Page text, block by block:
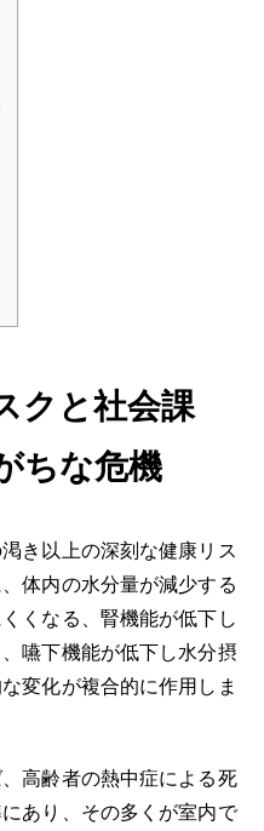
クと社会課
ちな危機
き以上の深刻な健康リス
体内の水分量が減少する
くなる、腎機能が低下し
嚥下機能が低下し水分摂
変化が複合的に作用しま
高齢者の熱中症による死
あり、その多くが室内で